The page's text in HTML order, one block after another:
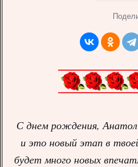
С днем рождения,
и это новый этап в
будет много новых